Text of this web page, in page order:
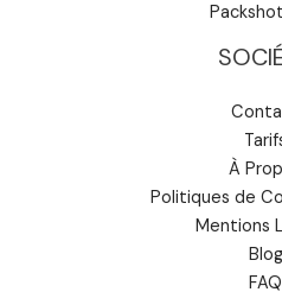
À
Politiques de
Mentions
Blog
FAQ